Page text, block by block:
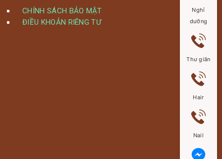
CHÍNH SÁCH BẢO MẬT
ĐIỀU KHOẢN RIÊNG TƯ
Nghỉ
dưỡng
Thư giãn
Hair
Nail